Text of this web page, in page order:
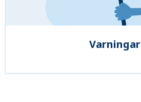
Varningar